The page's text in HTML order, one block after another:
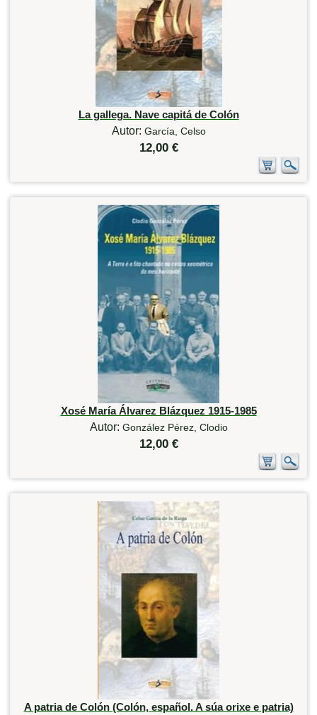
La gallega. Nave capitá de Colón
Autor: García, Celso
12,00 €
Xosé María Álvarez Blázquez 1915-1985
Autor: González Pérez, Clodio
12,00 €
A patria de Colón (Colón, español. A súa orixe e patria)